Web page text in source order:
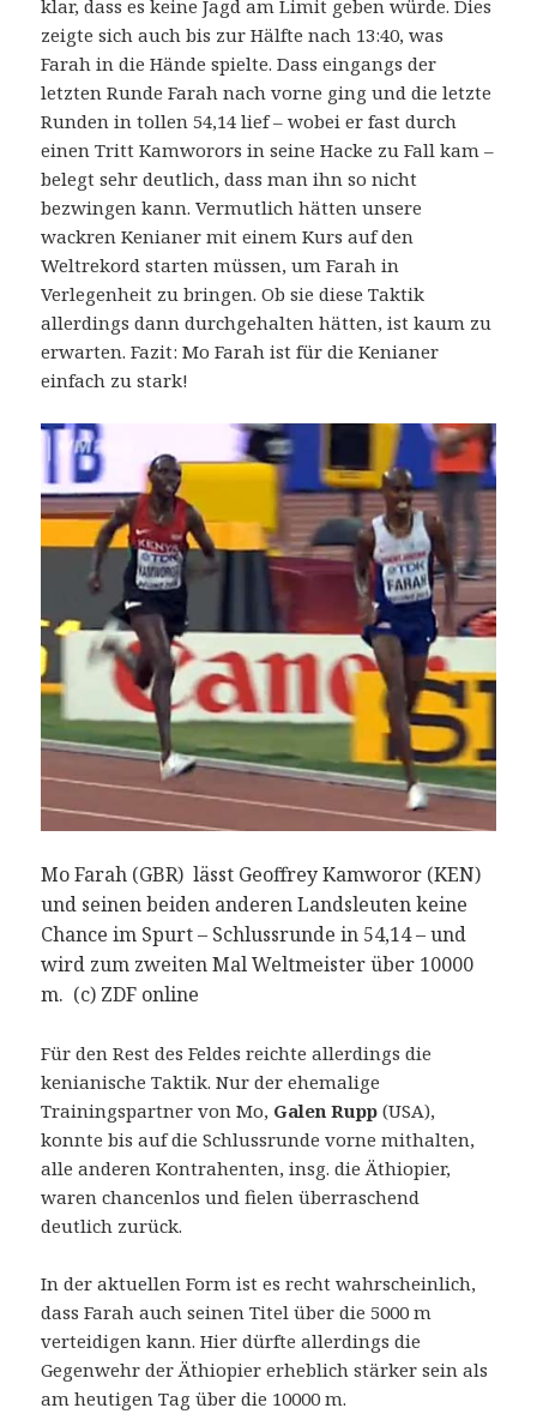
klar, dass es keine Jagd am Limit geben würde. Dies
zeigte sich auch bis zur Hälfte nach 13:40, was
Farah in die Hände spielte. Dass eingangs der
letzten Runde Farah nach vorne ging und die letzte
Runden in tollen 54,14 lief – wobei er fast durch
einen Tritt Kamworors in seine Hacke zu Fall kam –
belegt sehr deutlich, dass man ihn so nicht
bezwingen kann. Vermutlich hätten unsere
wackren Kenianer mit einem Kurs auf den
Weltrekord starten müssen, um Farah in
Verlegenheit zu bringen. Ob sie diese Taktik
allerdings dann durchgehalten hätten, ist kaum zu
erwarten. Fazit: Mo Farah ist für die Kenianer
einfach zu stark!
Mo Farah (GBR) lässt Geoffrey Kamworor (KEN)
und seinen beiden anderen Landsleuten keine
Chance im Spurt – Schlussrunde in 54,14 – und
wird zum zweiten Mal Weltmeister über 10000
m. (c) ZDF online
Für den Rest des Feldes reichte allerdings die
kenianische Taktik. Nur der ehemalige
Trainingspartner von Mo, Galen Rupp (USA),
konnte bis auf die Schlussrunde vorne mithalten,
alle anderen Kontrahenten, insg. die Äthiopier,
waren chancenlos und fielen überraschend
deutlich zurück.
In der aktuellen Form ist es recht wahrscheinlich,
dass Farah auch seinen Titel über die 5000 m
verteidigen kann. Hier dürfte allerdings die
Gegenwehr der Äthiopier erheblich stärker sein als
am heutigen Tag über die 10000 m.